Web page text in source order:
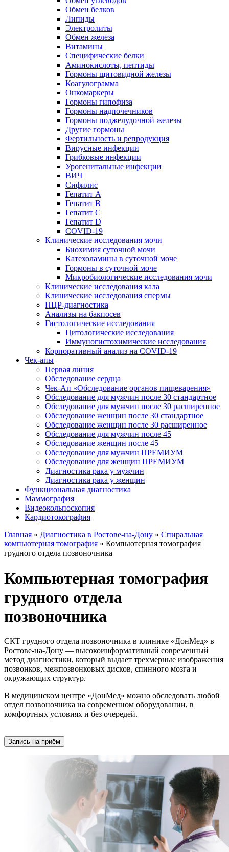
Обмен белков
Липиды
Электролиты
Обмен железа
Витамины
Специфические белки
Аминокислоты, пептиды
Гормоны щитовидной железы
Коагулограмма
Онкомаркеры
Гормоны гипофиза
Гормоны надпочечников
Гормоны поджелудочной железы
Другие гормоны
Фертильность и репродукция
Вирусные инфекции
Грибковые инфекции
Урогенитальные инфекции
ВИЧ
Сифилис
Гепатит А
Гепатит B
Гепатит C
Гепатит D
COVID-19
Клинические исследования мочи
Биохимия суточной мочи
Катехоламины в суточной моче
Гормоны в суточной моче
Микробиологические исследования мочи
Клинические исследования кала
Клинические исследования спермы
ПЦР-диагностика
Анализы на бакпосев
Гистологические исследования
Цитологические исследования
Иммуногистохимические исследования
Корпоративный анализ на COVID-19
Чек-апы
Первая линия
Обследование сердца
Чек-Ап «Обследование органов пищеварения»
Обследование для мужчин после 30 стандартное
Обследование для мужчин после 30 расширенное
Обследование женщин после 30 стандартное
Обследование женщин после 30 расширенное
Обследование для мужчин после 45
Обследование женщин после 45
Обследование для мужчин ПРЕМИУМ
Обследование для женщин ПРЕМИУМ
Диагностика рака у мужчин
Диагностика рака у женщин
Функциональная диагностика
Маммография
Видеокольпоскопия
Кардиотокография
Главная » Диагностика в Ростове-на-Дону » Спиральная
компьютерная томография » Компьютерная томография
грудного отдела позвоночника
Компьютерная томография
грудного отдела
позвоночника
СКТ грудного отдела позвоночника в клинике «ДонМед» в
Ростове-на-Дону — высокоинформативный современный
метод диагностики, который выдает трехмерные изображения
позвонков, межпозвонковых дисков, спинного мозга и
окружающих структур.
В медицинском центре «ДонМед» можно обследовать любой
отдел позвоночника на современном оборудовании, в
комфортных условиях и без очередей.
Запись на приём